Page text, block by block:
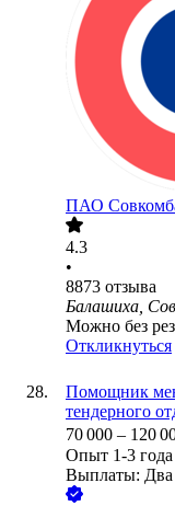
ПАО
4.3
•
8873 отзыва
Балашиха,
Можно без
Откликнуться
Помощник
тендерного
70 000 – 120
Опыт 1-3 года
Выплаты: Два